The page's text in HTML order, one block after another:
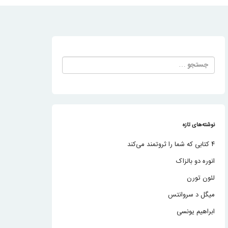
جستجو
برای:
نوشته‌های تازه
۴ کتابی که شما را ثروتمند می‌کند
انوره دو بالزاک
لئون تورن
میگل د سروانتس
ابراهیم یونسی